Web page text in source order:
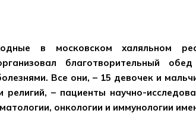
в московском халяльном
благотворительный
Все они, – 15 девочек и
религий, – пациенты научно-
онкологии и иммунологии